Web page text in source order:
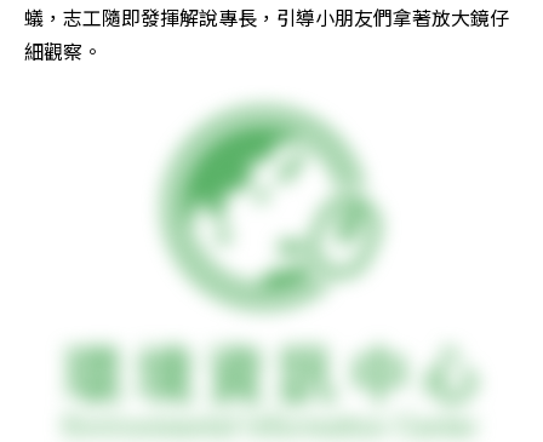
蟻，志工隨即發揮解說專長，引導小朋友們拿著放大鏡仔
細觀察。